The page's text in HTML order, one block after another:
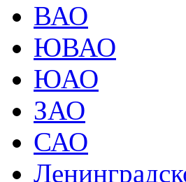
ВАО
ЮВАО
ЮАО
ЗАО
САО